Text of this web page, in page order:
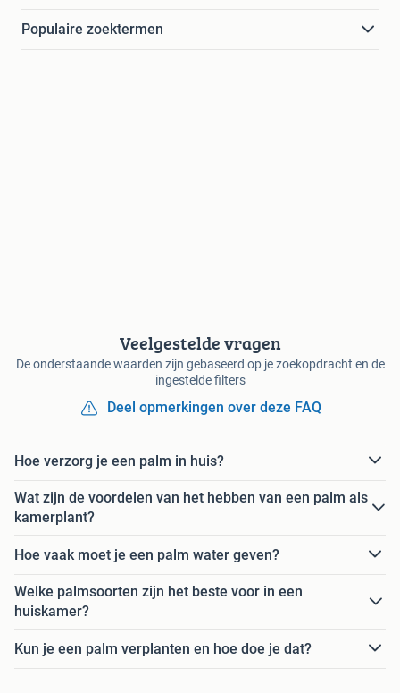
Populaire zoektermen
Veelgestelde vragen
De onderstaande waarden zijn gebaseerd op je zoekopdracht en de
ingestelde filters
Deel opmerkingen over deze FAQ
Hoe verzorg je een palm in huis?
Wat zijn de voordelen van het hebben van een palm als
kamerplant?
Hoe vaak moet je een palm water geven?
Welke palmsoorten zijn het beste voor in een
huiskamer?
Kun je een palm verplanten en hoe doe je dat?